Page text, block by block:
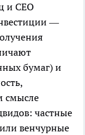
и CEO
—
бумаг) и
смысле
частные
венчурные